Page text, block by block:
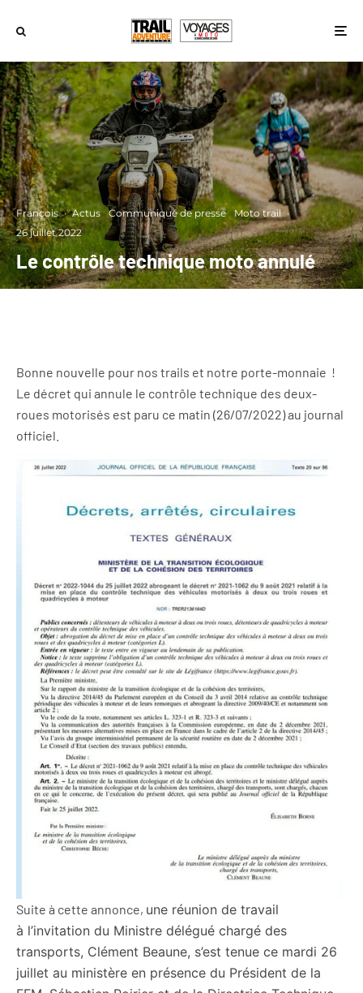
François · Actus Communiqué de presse Moto trail ·
26 juillet 2022
Le contrôle technique moto annulé
Bonne nouvelle pour nos trails et notre porte-monnaie !
Le décret qui annule le contrôle technique des deux-
roues motorisés est paru ce matin (26/07/2022) au journal
officiel.
Suite à cette annonce, une réunion de travail
à l’invitation du Ministre délégué chargé des
transports, Clément Beaune, s’est tenue ce mardi 26
juillet au ministère en présence du Président de la